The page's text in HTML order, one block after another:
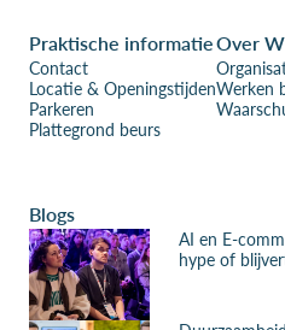
Praktische informatie
Contact
Locatie & Openingstijden
Parkeren
Plattegrond beurs
Over
Werken
Blogs
AI en E-
hype of